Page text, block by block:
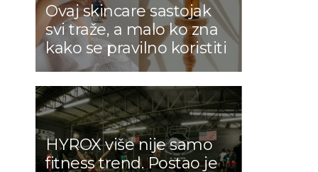
Ovaj skincare sastojak
svi traže, a malo ko zna
kako se pravilno koristiti
HYROX više nije samo
fitness trend. Postao je